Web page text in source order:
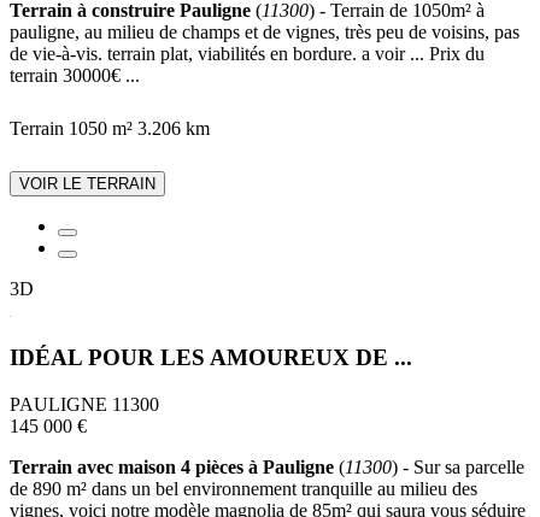
Terrain à construire Pauligne (11300) - Terrain de 1050m² à
pauligne, au milieu de champs et de vignes, très peu de voisins, pas
de vie-à-vis. terrain plat, viabilités en bordure. a voir ... Prix du
terrain 30000€ ...
Terrain 1050 m² 3.206 km
VOIR LE TERRAIN
3D
IDÉAL POUR LES AMOUREUX DE ...
PAULIGNE 11300
145 000 €
Terrain avec maison 4 pièces à Pauligne (11300) - Sur sa parcelle
de 890 m² dans un bel environnement tranquille au milieu des
vignes, voici notre modèle magnolia de 85m² qui saura vous séduire